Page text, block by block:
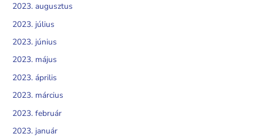
2023. augusztus
2023. július
2023. június
2023. május
2023. április
2023. március
2023. február
2023. január